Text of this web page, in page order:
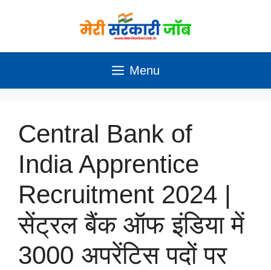
Menu
Central Bank of
India Apprentice
Recruitment 2024 |
सेंट्रल बैंक ऑफ इंडिया में
3000 अपरेंटिस पदों पर